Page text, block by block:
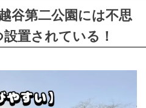
谷第二公園には不思
置されている！